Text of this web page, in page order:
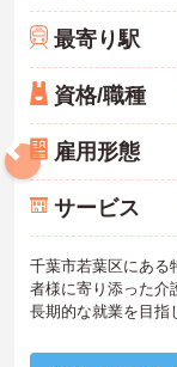
最寄り駅
資格/職種
雇用形態
サービス
千葉市若葉区にある
者様に寄り添った介
長期的な就業を目指
＜おすすめポイント